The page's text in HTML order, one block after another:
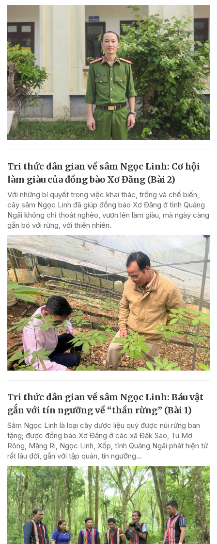
Tri thức dân gian về sâm Ngọc Linh: Cơ hội
làm giàu của đồng bào Xơ Đăng (Bài 2)
Với những bí quyết trong việc khai thác, trồng và chế biến,
cây sâm Ngọc Linh đã giúp đồng bào Xơ Đăng ở tỉnh Quảng
Ngãi không chỉ thoát nghèo, vươn lên làm giàu, mà ngày càng
gắn bó với rừng, với thiên nhiên.
Tri thức dân gian về sâm Ngọc Linh: Báu vật
gắn với tín ngưỡng về “thần rừng” (Bài 1)
Sâm Ngọc Linh là loại cây dược liệu quý được núi rừng ban
tặng; được đồng bào Xơ Đăng ở các xã Đăk Sao, Tu Mơ
Rông, Măng Ri, Ngọc Linh, Xốp, tỉnh Quảng Ngãi phát hiện từ
rất lâu đời, gắn với tập quán, tín ngưỡng...